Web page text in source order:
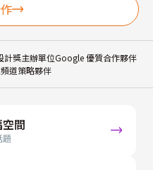
計獎主辦單位Google 優質合作夥伴
道策略夥伴
間
題